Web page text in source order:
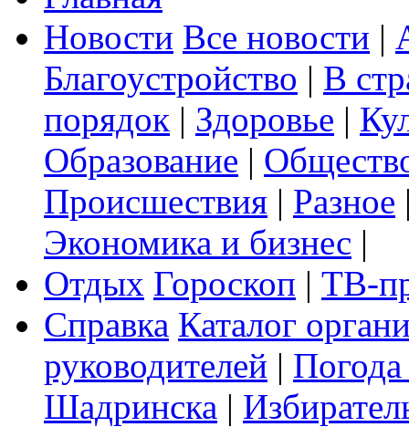
Новости Все новости |
Благоустройство | В
порядок | Здоровье |
Образование |
Происшествия | Разное
Экономика и бизнес |
Отдых Гороскоп | ТВ-
Справка Каталог
руководителей |
Шадринска |